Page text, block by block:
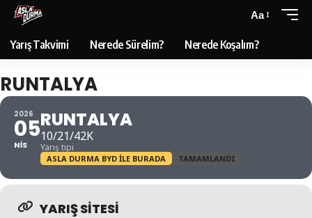
Aa
Yarış Takvimi Nerede Sürelim? Nerede Koşalım?
RUNTALYA
2026
05
NIS
RUNTALYA
10/21/42K
Yarış tipi
ASLA DURMA BYD ILE BURADA TAMAMLANDI
YARIŞ SITESI